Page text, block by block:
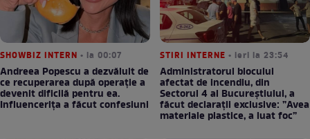
SHOWBIZ INTERN • la 00:07
Andreea Popescu a dezvăluit de
ce recuperarea după operație a
devenit dificilă pentru ea.
Influencerița a făcut confesiuni
STIRI INTERNE • ieri la 23:54
Administratorul blocului
afectat de incendiu, din
Sectorul 4 al Bucureștiului, a
făcut declarații exclusive: ”Avea
materiale plastice, a luat foc”